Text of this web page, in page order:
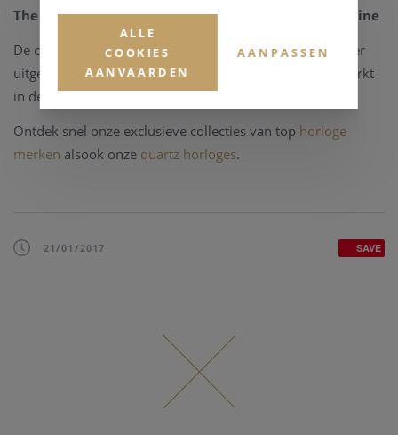
The new TAG Heuer Carrera HEUER-01 on the start line
De collectie van deze nieuwe TAG Heuer lijn wordt verder
uitgebreid. Het gangwerk, de Heuer 01 wordt ook verwerkt
in deze zwart ceramische kast.
Ontdek snel onze exclusieve collecties van top horloge
merken alsook onze quartz horloges.
21/01/2017 SAVE
ALLE
COOKIES
AANVAARDEN
AANPASSEN